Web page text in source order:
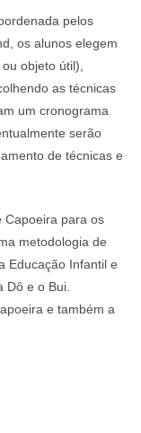
pelos
os alunos elegem
objeto útil),
as técnicas
um cronograma
serão
de técnicas e
Capoeira para os
metodologia de
Educação Infantil e
Dô e o Bui.
e também a